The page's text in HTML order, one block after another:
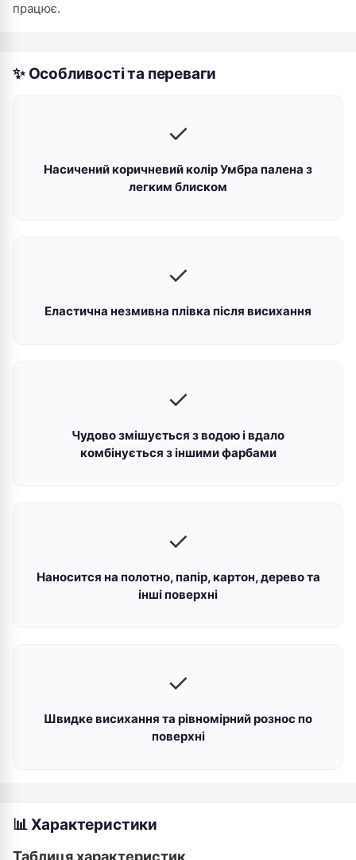
працює.
✨ Особливості та переваги
✓
Насичений коричневий колір Умбра палена з
легким блиском
✓
Еластична незмивна плівка після висихання
✓
Чудово змішується з водою і вдало
комбінується з іншими фарбами
✓
Наносится на полотно, папір, картон, дерево та
інші поверхні
✓
Швидке висихання та рівномірний рознос по
поверхні
📊 Характеристики
Таблиця характеристик